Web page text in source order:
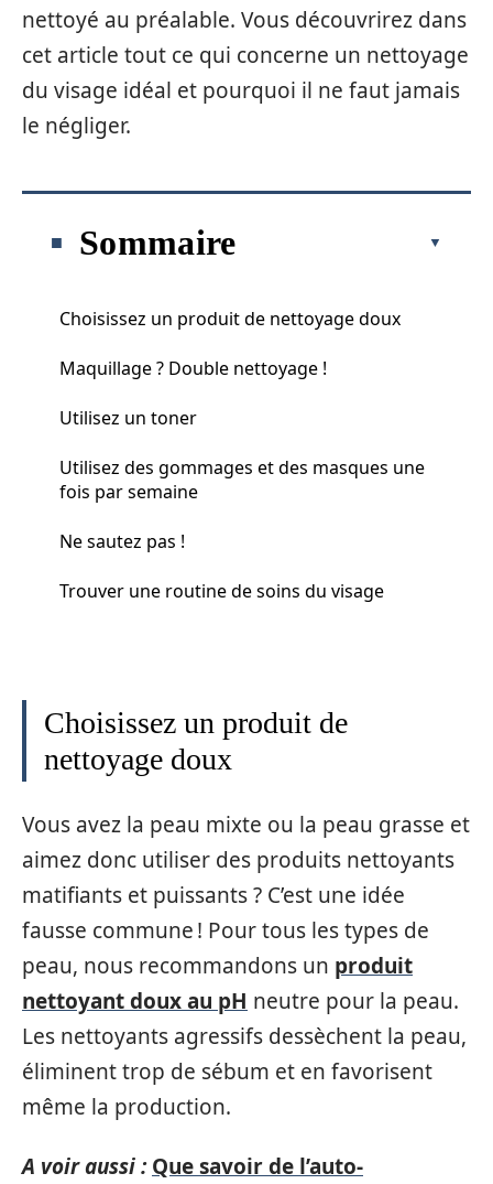
nettoyé au préalable. Vous découvrirez dans
cet article tout ce qui concerne un nettoyage
du visage idéal et pourquoi il ne faut jamais
le négliger.
Sommaire
Choisissez un produit de nettoyage doux
Maquillage ? Double nettoyage !
Utilisez un toner
Utilisez des gommages et des masques une
fois par semaine
Ne sautez pas !
Trouver une routine de soins du visage
Choisissez un produit de
nettoyage doux
Vous avez la peau mixte ou la peau grasse et
aimez donc utiliser des produits nettoyants
matifiants et puissants ? C’est une idée
fausse commune ! Pour tous les types de
peau, nous recommandons un produit
nettoyant doux au pH neutre pour la peau.
Les nettoyants agressifs dessèchent la peau,
éliminent trop de sébum et en favorisent
même la production.
A voir aussi : Que savoir de l’auto-